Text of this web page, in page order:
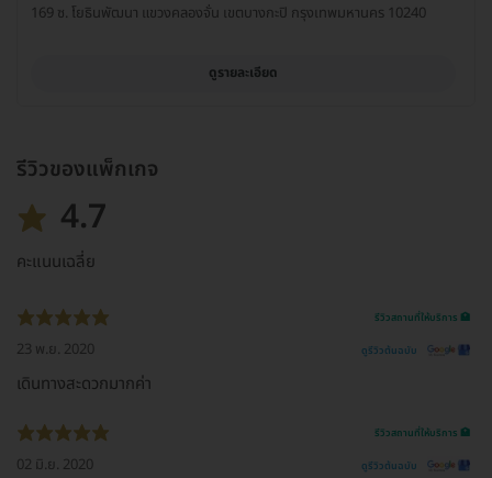
169 ซ. โยธินพัฒนา แขวงคลองจั่น เขตบางกะปิ กรุงเทพมหานคร 10240
ดูรายละเอียด
รีวิวของแพ็กเกจ
4.7
คะแนนเฉลี่ย
รีวิวสถานที่ให้บริการ 🏥
23 พ.ย. 2020 ดูรีวิวต้นฉบับ
เดินทางสะดวกมากค่า
รีวิวสถานที่ให้บริการ 🏥
02 มิ.ย. 2020 ดูรีวิวต้นฉบับ